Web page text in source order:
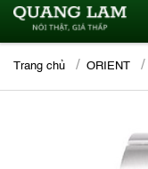
Trang chủ ORIENT